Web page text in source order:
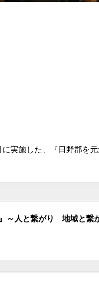
実施した、『日野郡を
～人と繋がり 地域と繋